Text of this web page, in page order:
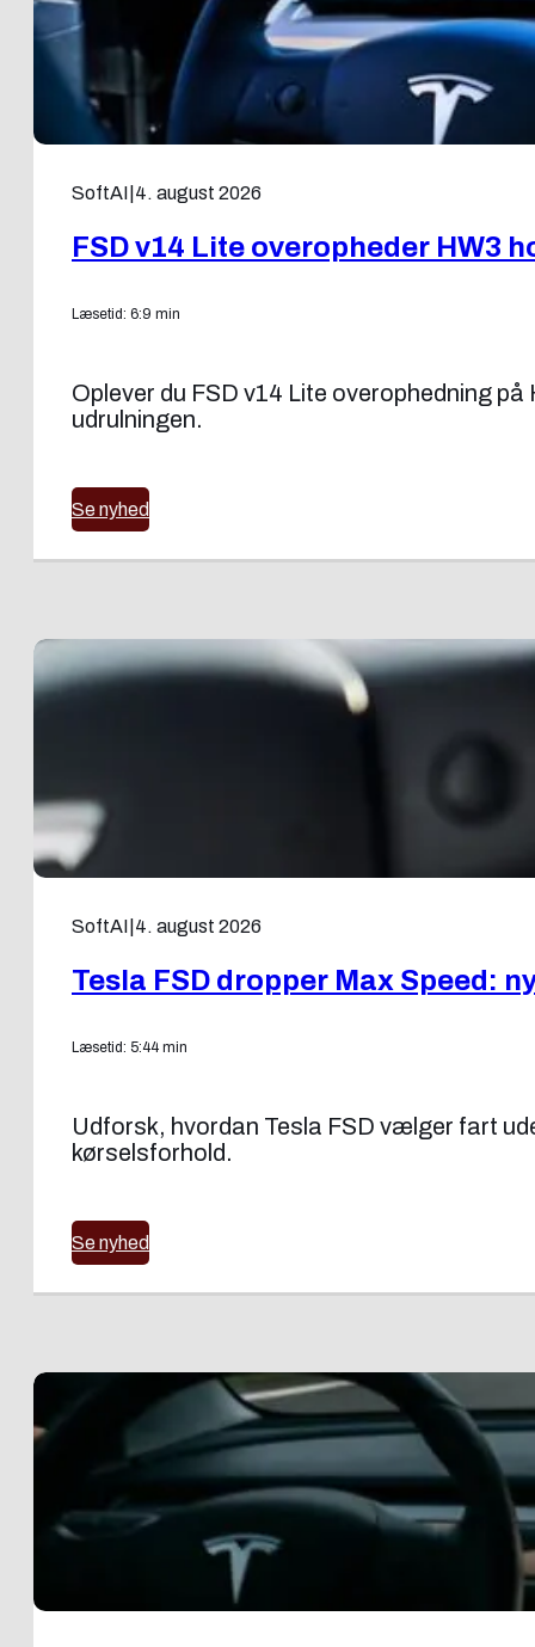
SoftAI 4. august 2026
FSD v14 Lite overopheder HW3
Læsetid: 6:9 min
Oplever du FSD v14 Lite overophedning
udrulningen.
Se nyhed
SoftAI 4. august 2026
Tesla FSD dropper Max Speed:
Læsetid: 5:44 min
Udforsk, hvordan Tesla FSD vælger fart
kørselsforhold.
Se nyhed